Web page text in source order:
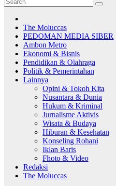
The Moluccas
PEDOMAN MEDIA SIBER
Ambon Metro
Ekonomi & Bisnis
Pendidikan & Olahraga
Politik & Pemerintahan
Lainnya
Opini & Tokoh Kita
Nusantara & Dunia
Hukum & Kriminal
Jurnalisme Aktivis
Wisata & Budaya
Hiburan & Kesehatan
Konseling Rohani
Iklan Baris
Fhoto & Video
Redaksi
The Moluccas